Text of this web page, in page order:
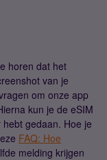
horen dat het
van je
om onze app
kun je de eSIM
gedaan. Hoe je
FAQ: Hoe
melding krijgen